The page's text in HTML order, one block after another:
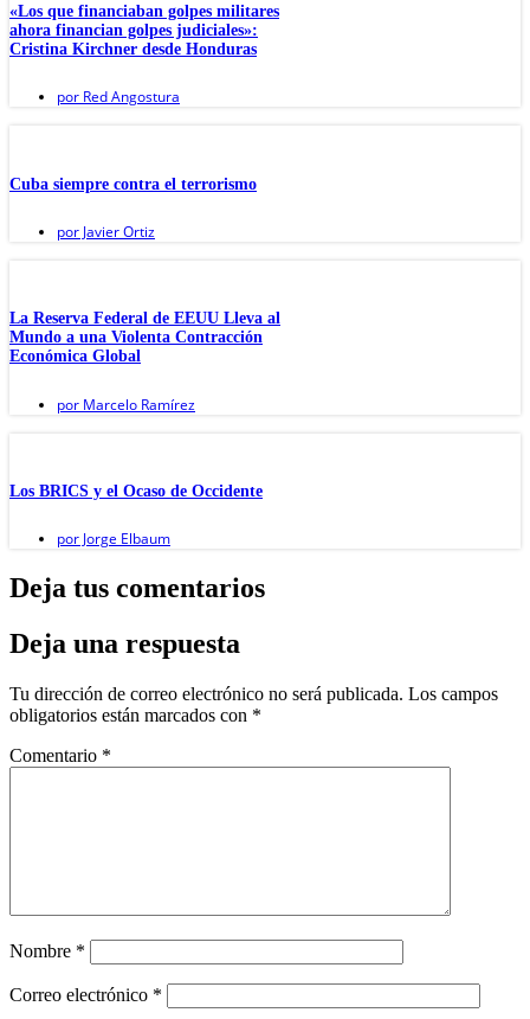
«Los que financiaban golpes militares
ahora financian golpes judiciales»:
Cristina Kirchner desde Honduras
por Red Angostura
Cuba siempre contra el terrorismo
por Javier Ortiz
La Reserva Federal de EEUU Lleva al
Mundo a una Violenta Contracción
Económica Global
por Marcelo Ramírez
Los BRICS y el Ocaso de Occidente
por Jorge Elbaum
Deja tus comentarios
Deja una respuesta
Tu dirección de correo electrónico no será publicada. Los campos
obligatorios están marcados con *
Comentario *
Nombre *
Correo electrónico *